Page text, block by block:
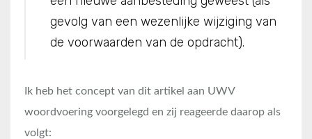
gevolg van een wezenlijke wijziging van
de voorwaarden van de opdracht).
Ik heb het concept van dit artikel aan UWV
woordvoering voorgelegd en zij reageerde daarop als
volgt: